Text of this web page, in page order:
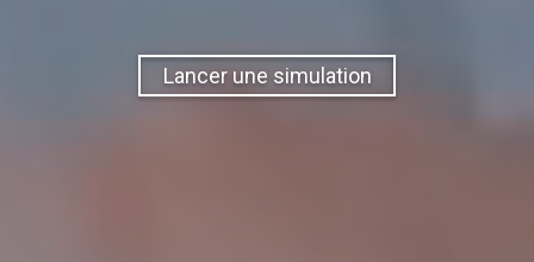
Lancer une simulation